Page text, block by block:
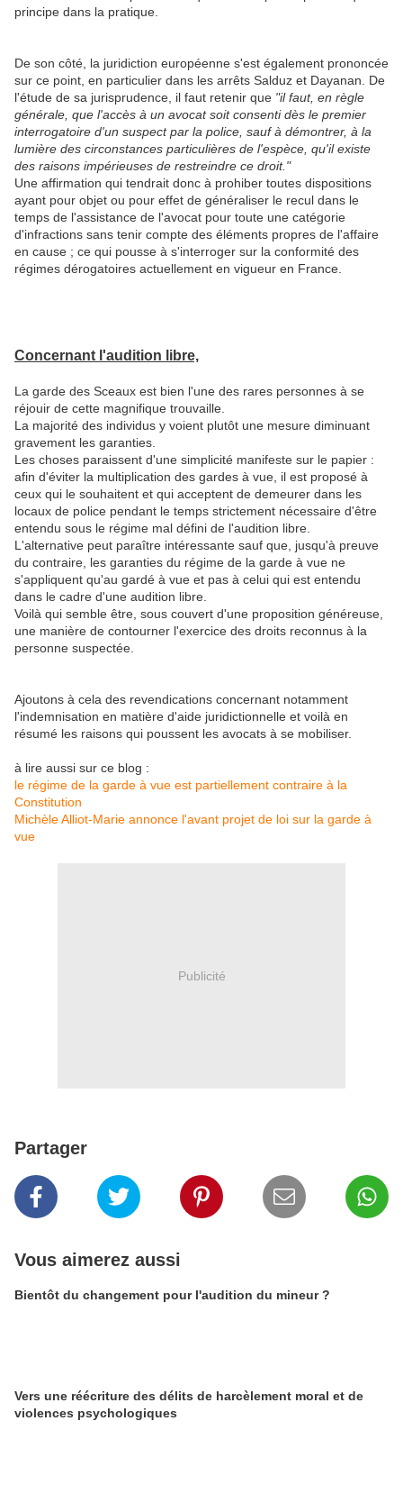
principe dans la pratique.
De son côté, la juridiction européenne s'est également prononcée
sur ce point, en particulier dans les arrêts Salduz et Dayanan. De
l'étude de sa jurisprudence, il faut retenir que "il faut, en règle
générale, que l'accès à un avocat soit consenti dès le premier
interrogatoire d'un suspect par la police, sauf à démontrer, à la
lumière des circonstances particulières de l'espèce, qu'il existe
des raisons impérieuses de restreindre ce droit."
Une affirmation qui tendrait donc à prohiber toutes dispositions
ayant pour objet ou pour effet de généraliser le recul dans le
temps de l'assistance de l'avocat pour toute une catégorie
d'infractions sans tenir compte des éléments propres de l'affaire
en cause ; ce qui pousse à s'interroger sur la conformité des
régimes dérogatoires actuellement en vigueur en France.
Concernant l'audition libre,
La garde des Sceaux est bien l'une des rares personnes à se
réjouir de cette magnifique trouvaille.
La majorité des individus y voient plutôt une mesure diminuant
gravement les garanties.
Les choses paraissent d'une simplicité manifeste sur le papier :
afin d'éviter la multiplication des gardes à vue, il est proposé à
ceux qui le souhaitent et qui acceptent de demeurer dans les
locaux de police pendant le temps strictement nécessaire d'être
entendu sous le régime mal défini de l'audition libre.
L'alternative peut paraître intéressante sauf que, jusqu'à preuve
du contraire, les garanties du régime de la garde à vue ne
s'appliquent qu'au gardé à vue et pas à celui qui est entendu
dans le cadre d'une audition libre.
Voilà qui semble être, sous couvert d'une proposition généreuse,
une manière de contourner l'exercice des droits reconnus à la
personne suspectée.
Ajoutons à cela des revendications concernant notamment
l'indemnisation en matière d'aide juridictionnelle et voilà en
résumé les raisons qui poussent les avocats à se mobiliser.
à lire aussi sur ce blog :
le régime de la garde à vue est partiellement contraire à la
Constitution
Michèle Alliot-Marie annonce l'avant projet de loi sur la garde à
vue
Publicité
Partager
Vous aimerez aussi
Bientôt du changement pour l'audition du mineur ?
Vers une réécriture des délits de harcèlement moral et de
violences psychologiques